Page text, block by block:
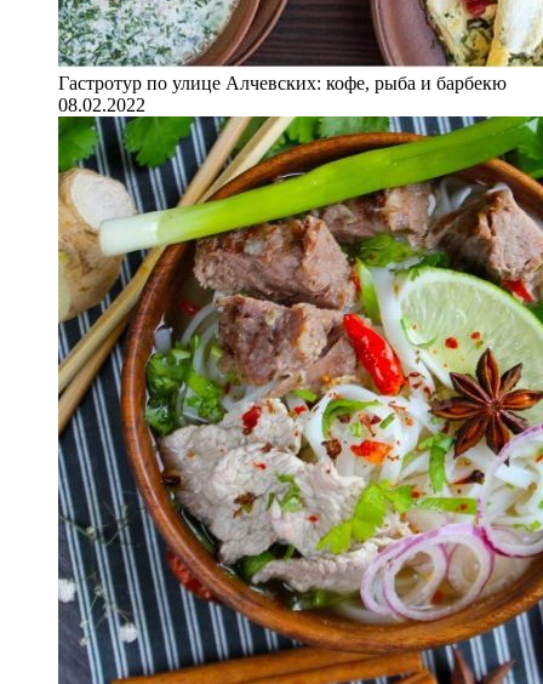
Гастротур по улице Алчевских: кофе, рыба и барбекю
08.02.2022